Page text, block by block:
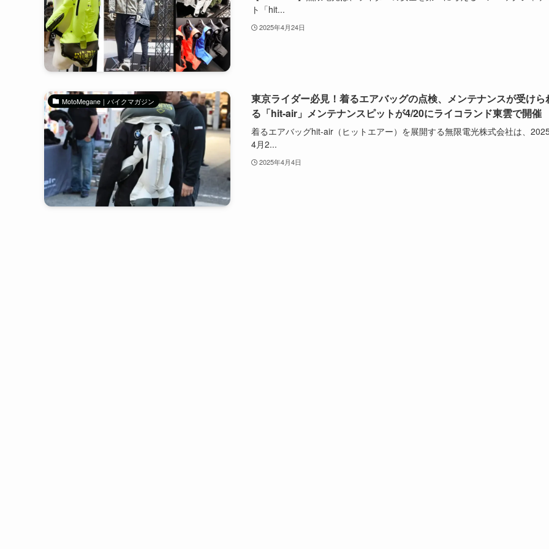
ト「hit...
2025年4月24日
MotoMegane｜バイクマガジン
東京ライダー必見！着るエアバッグの点検、メンテナンスが受けら
る「hit-air」メンテナンスピットが4/20にライコランド東雲で開催
着るエアバッグhit-air（ヒットエアー）を展開する無限電光株式会社は、
4月2...
2025年4月4日